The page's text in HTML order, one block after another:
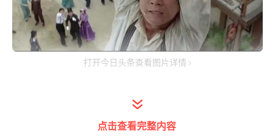
打开今日头条查看图片详情
没替身，没有保护措施，摔倒就送进医院。
除了成龙，其他人拍功夫片，是不是都用替
点击查看完整内容